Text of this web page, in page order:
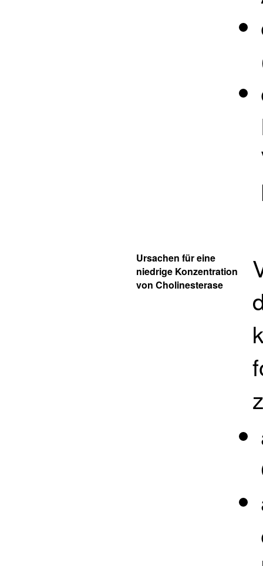
Ursachen für eine
niedrige Konzentration
von Cholinesterase